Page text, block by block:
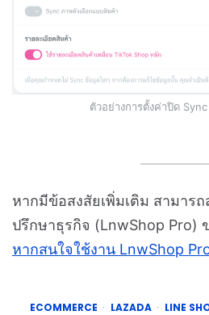
ตัวอย่างการตั้งค่าปิด
หากมีข้อสงสัยเพิ่มเติม สามาร
ปรึกษาธุรกิจ (LnwShop Pro)
หากสนใจใช้งาน LnwShop
ECOMMERCE LAZADA LINE